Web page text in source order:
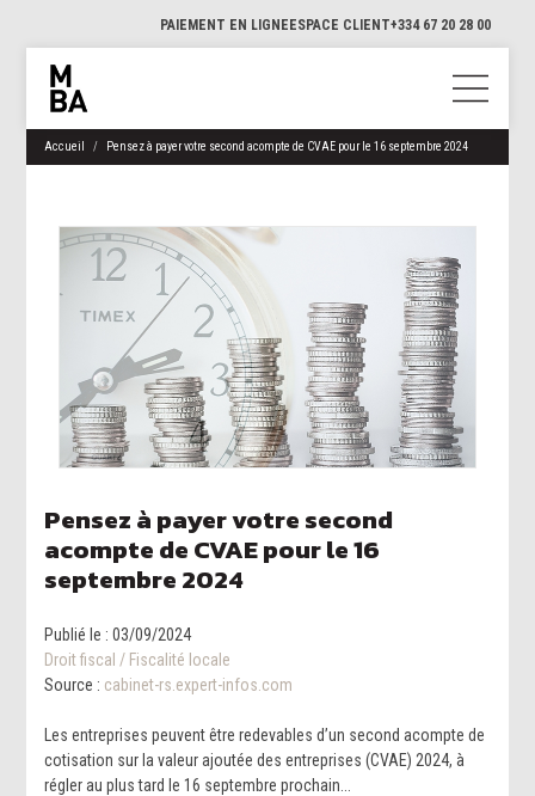
PAIEMENT EN LIGNEESPACE CLIENT+334 67 20 28 00
Accueil Pensez à payer votre second acompte de CVAE pour le 16 septembre 2024
Pensez à payer votre second
acompte de CVAE pour le 16
septembre 2024
Publié le :03/09/2024
Droit fiscal / Fiscalité locale
Source : cabinet-rs.expert-infos.com
Les entreprises peuvent être redevables d’un second acompte de
cotisation sur la valeur ajoutée des entreprises (CVAE) 2024, à
régler au plus tard le 16 septembre prochain...